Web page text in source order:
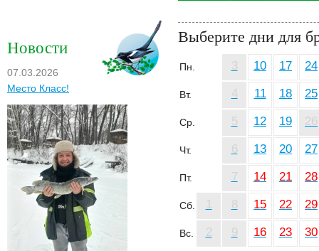
Новости
07.03.2026
Место Класс!
Выберите дни для
Пн. 10 17 24
Вт. 11 18 25
Ср. 12 19
Чт. 13 20 27
Пт. 14 21 28
Сб. 15 22 29
Вс. 16 23 30